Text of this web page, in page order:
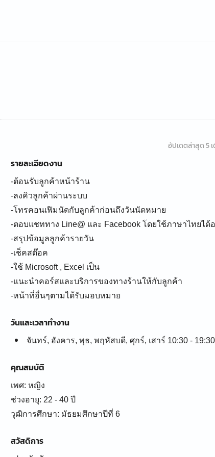
อัปเดตล่าสุด 5
รายละเอียดงาน
-ต้อนรับลูกค้าหน้าร้าน
-ลงคิวลูกค้าผ่านระบบ
-โทรคอนเฟิมนัดกับลูกค้าก่อนถึงวันนัดหมาย
-ตอบแชททาง Line@ และ Facebook โดยใช้ภาษาไทยได้
-สรุปข้อมูลลูกค้ารายวัน
-เช็คสต๊อค
-ใช้ Microsoft , Excel เป็น
-แนะนำคอร์สและบริการของทางร้านให้กับลูกค้า
-หน้าที่อื่นๆตามได้รับมอบหมาย
วันและเวลาทำงาน
จันทร์, อังคาร, พุธ, พฤหัสบดี, ศุกร์, เสาร์ 10:30 -
คุณสมบัติ
เพศ: หญิง
ช่วงอายุ: 22 - 40 ปี
สวัสดิการ